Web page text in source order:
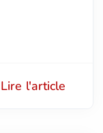
Lire l'article